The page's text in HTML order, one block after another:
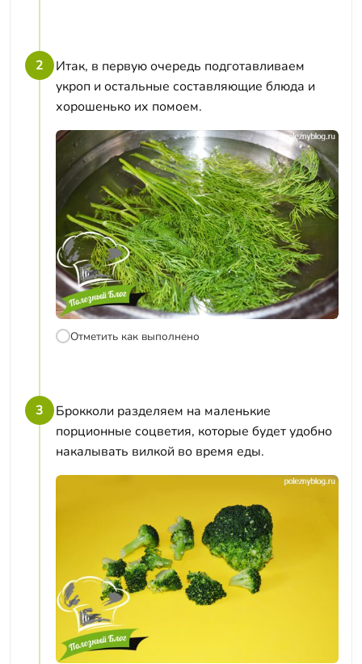
2
Итак, в первую очередь подготавливаем
укроп и остальные составляющие блюда и
хорошенько их помоем.
Отметить как выполнено
3
Брокколи разделяем на маленькие
порционные соцветия, которые будет удобно
накалывать вилкой во время еды.